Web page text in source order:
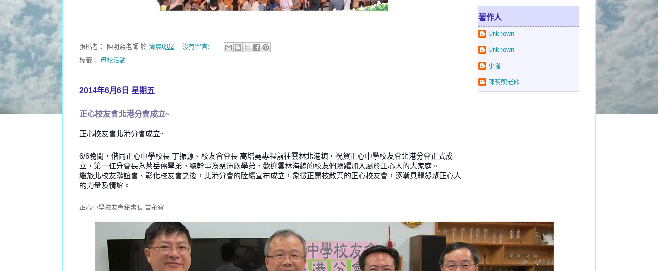
張貼者： 陳明熙老師 於 清晨6:02
沒有留言:
標籤： 母校活動
2014年6月6日 星期五
正心校友會北港分會成立~
正心校友會北港分會成立~
6/6晚間，偕同正心中學校長 丁振源、校友會會長 高增堯專程前往雲林北港鎮，祝賀正心中學校友會北港分會正式成
立，第一任分會長為蔡岳儒學弟，總幹事為蔡沛欣學弟，歡迎雲林海線的校友們踴躍加入屬於正心人的大家庭。
繼旅北校友聯誼會、彰化校友會之後，北港分會的陸續宣布成立，象徵正開枝散葉的正心校友會，逐漸具體凝聚正心人
的力量及情誼。
正心中學校友會秘書長 曾永賓
著作人
Unknown
Unknown
小隆
陳明熙老師